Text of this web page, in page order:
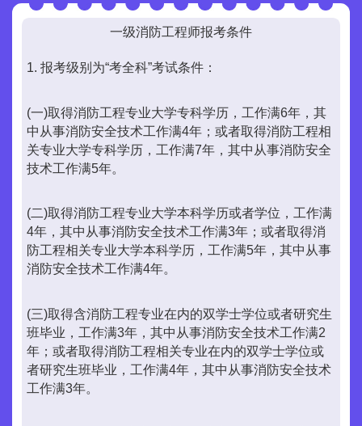
一级消防工程师报考条件
1. 报考级别为“考全科”考试条件：
(一)取得消防工程专业大学专科学历，工作满6年，其
中从事消防安全技术工作满4年；或者取得消防工程相
关专业大学专科学历，工作满7年，其中从事消防安全
技术工作满5年。
(二)取得消防工程专业大学本科学历或者学位，工作满
4年，其中从事消防安全技术工作满3年；或者取得消
防工程相关专业大学本科学历，工作满5年，其中从事
消防安全技术工作满4年。
(三)取得含消防工程专业在内的双学士学位或者研究生
班毕业，工作满3年，其中从事消防安全技术工作满2
年；或者取得消防工程相关专业在内的双学士学位或
者研究生班毕业，工作满4年，其中从事消防安全技术
工作满3年。